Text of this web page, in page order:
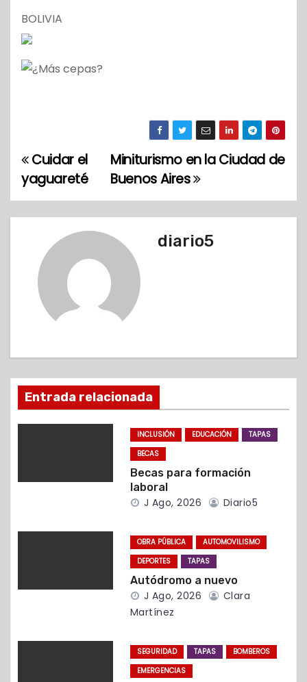
BOLIVIA
N
a
v
i
ó
n
e
n
r
Miniturismo en la Ciudad de
Buenos Aires
Cuidar el
yaguareté
diario5
Entrada relacionada
INCLUSIÓN EDUCACIÓN
TAPAS
BECAS
Becas para formación
laboral
J Ago, 2026 Diario5
OBRA PÚBLICA
AUTOMOVILISMO
DEPORTES
TAPAS
Autódromo a nuevo
J Ago, 2026
Clara
Martínez
SEGURIDAD TAPAS
BOMBEROS
EMERGENCIAS